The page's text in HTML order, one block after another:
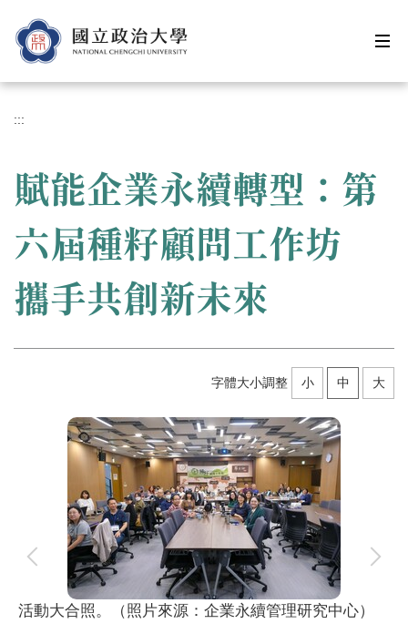
到
主
內
區
:::
賦能企業永續轉型：第
六屆種籽顧問工作坊
攜手共創新未來
字體大小調整 小 中 大
活動大合照。（照片來源：企業永續管理研究中心）